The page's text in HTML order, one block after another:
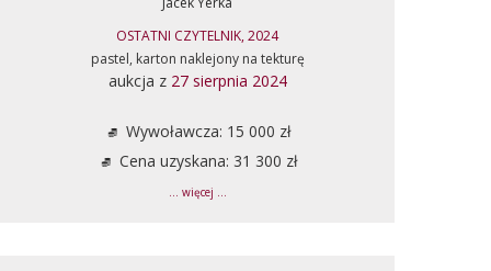
OSTATNI CZYTELNIK, 2024
pastel, karton naklejony na tekturę
aukcja z 27 sierpnia 2024
Wywoławcza: 15 000 zł
Cena uzyskana: 31 300 zł
... więcej ...